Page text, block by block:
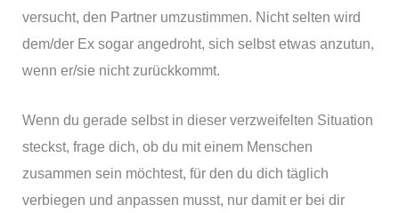
versucht, den Partner umzustimmen. Nicht selten wird
dem/der Ex sogar angedroht, sich selbst etwas anzutun,
wenn er/sie nicht zurückkommt.
Wenn du gerade selbst in dieser verzweifelten Situation
steckst, frage dich, ob du mit einem Menschen
zusammen sein möchtest, für den du dich täglich
verbiegen und anpassen musst, nur damit er bei dir